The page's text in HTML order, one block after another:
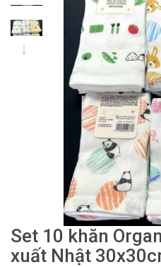
Set 10 khăn
xuất Nhật